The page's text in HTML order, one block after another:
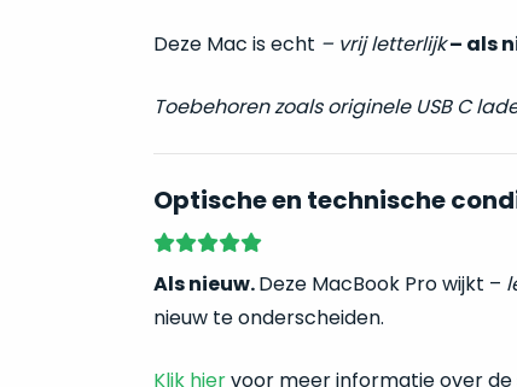
Deze Mac is echt –vrij letterlijk– als
Toebehoren zoals originele USB C
Optische en technische
Als nieuw.Deze MacBook Pro wijkt –
nieuw te onderscheiden.
Klik hiervoor meer informatie over